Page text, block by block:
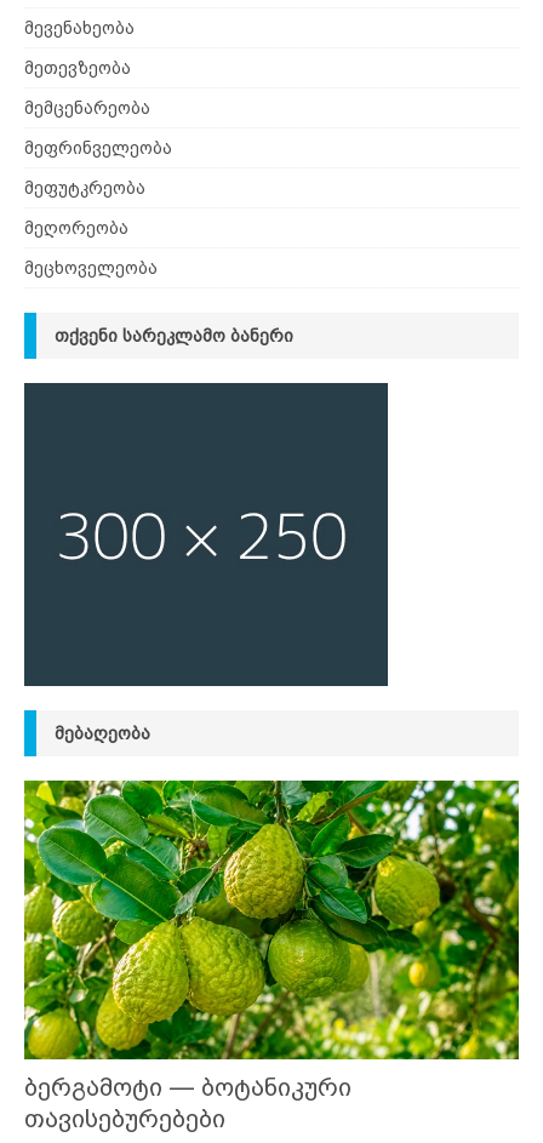
მევენახეობა
მეთევზეობა
მემცენარეობა
მეფრინველეობა
მეფუტკრეობა
მეღორეობა
მეცხოველეობა
ᲗᲥᲕᲔᲜᲘ ᲡᲐᲠᲔᲙᲚᲐᲛᲝ ᲑᲐᲜᲔᲠᲘ
ᲛᲔᲑᲐᲦᲔᲝᲑᲐ
ბერგამოტი — ბოტანიკური
თავისებურებები